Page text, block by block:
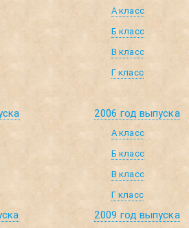
А класс
Б класс
В класс
Г класс
2006 год выпуска
А класс
Б класс
В класс
Г класс
2009 год выпуска